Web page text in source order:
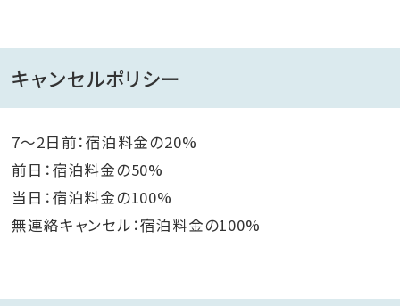
キャンセルポリシー
7～2日前：宿泊料金の20%
前日：宿泊料金の50%
当日：宿泊料金の100%
無連絡キャンセル：宿泊料金の100%